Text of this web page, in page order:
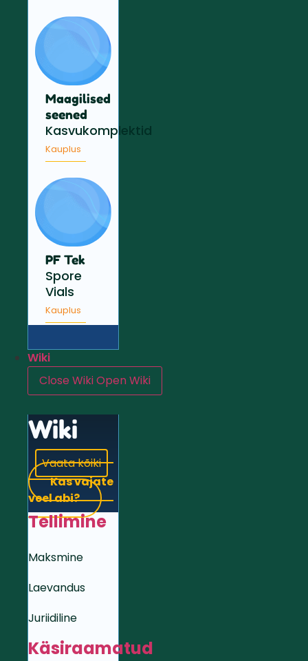
Maagilised
seened
Kasvukomplektid
Kauplus
PF Tek
Spore
Vials
Kauplus
Wiki
Close WikiOpen Wiki
Wiki
Vaata kõiki
Kas vajate
veel abi?
Tellimine
Maksmine
Laevandus
Juriidiline
Käsiraamatud